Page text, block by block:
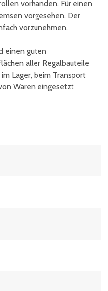
vorhanden. Für einen
vorgesehen. Der
vorzunehmen.
einen guten
aller Regalbauteile
Lager, beim Transport
Waren eingesetzt